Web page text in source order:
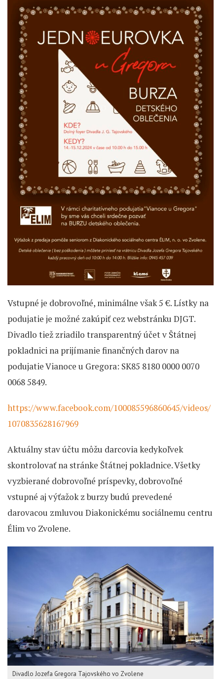
Vstupné je dobrovoľné, minimálne však 5 €. Lístky na
podujatie je možné zakúpiť cez webstránku DJGT.
Divadlo tiež zriadilo transparentný účet v Štátnej
pokladnici na prijímanie finančných darov na
podujatie Vianoce u Gregora: SK85 8180 0000 0070
0068 5849.
https://www.facebook.com/100085596860645/videos/
1070835628167969
Aktuálny stav účtu môžu darcovia kedykoľvek
skontrolovať na stránke Štátnej pokladnice. Všetky
vyzbierané dobrovoľné príspevky, dobrovoľné
vstupné aj výťažok z burzy budú prevedené
darovacou zmluvou Diakonickému sociálnemu centru
Élim vo Zvolene.
Divadlo Jozefa Gregora Tajovského vo Zvolene